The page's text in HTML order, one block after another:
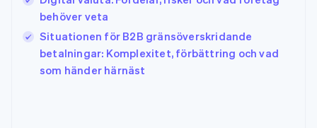
behöver veta
Situationen för B2B gränsöverskridande
betalningar: Komplexitet, förbättring och vad
som händer härnäst
日本語
EnglishFrançais
Kroatien
EnglishItaliano